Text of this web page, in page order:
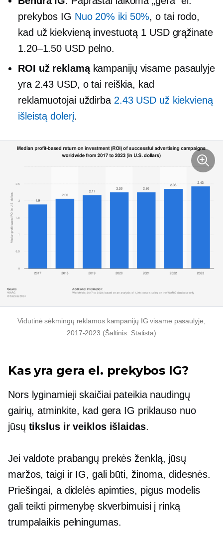
prekybos IG Nuo 20% iki 50%, o tai rodo,
kad už kiekvieną investuotą 1 USD grąžinate
1.20–1.50 USD pelno.
ROI už reklamąkampanijų visame pasaulyje
yra 2.43 USD, o tai reiškia, kad
reklamuotojai uždirba 2.43 USD už kiekvieną
išleistą dolerį.
Vidutinė sėkmingų reklamos kampanijų IG visame pasaulyje,
2017-2023 (Šaltinis: Statista)
Kas yra gera el. prekybos IG?
Nors lyginamieji skaičiai pateikia naudingų
gairių, atminkite, kad gera IG priklauso nuo
jūsų tikslus ir veiklos išlaidas.
Jei valdote prabangų prekės ženklą, jūsų
maržos, taigi ir IG, gali būti, žinoma, didesnės.
Priešingai, a didelės apimties, pigus modelis
gali teikti pirmenybę skverbimuisi į rinką
trumpalaikispelningumas.